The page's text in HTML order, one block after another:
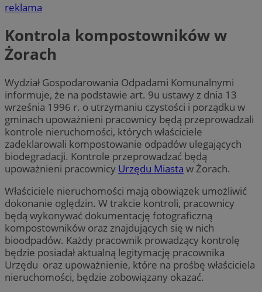
reklama
Kontrola kompostowników w
Żorach
Wydział Gospodarowania Odpadami Komunalnymi
informuje, że na podstawie art. 9u ustawy z dnia 13
września 1996 r. o utrzymaniu czystości i porządku w
gminach upoważnieni pracownicy będą przeprowadzali
kontrole nieruchomości, których właściciele
zadeklarowali kompostowanie odpadów ulegających
biodegradacji. Kontrole przeprowadzać będą
upoważnieni pracownicy Urzędu Miasta w Żorach.
Właściciele nieruchomości mają obowiązek umożliwić
dokonanie oględzin. W trakcie kontroli, pracownicy
będą wykonywać dokumentację fotograficzną
kompostowników oraz znajdujących się w nich
bioodpadów. Każdy pracownik prowadzący kontrolę
będzie posiadał aktualną legitymację pracownika
Urzędu oraz upoważnienie, które na prośbę właściciela
nieruchomości, będzie zobowiązany okazać.